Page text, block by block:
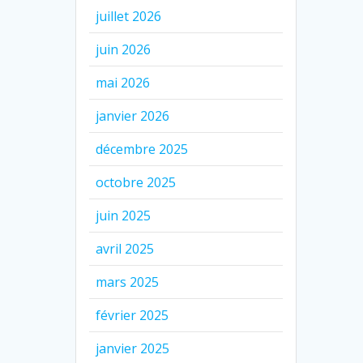
juillet 2026
juin 2026
mai 2026
janvier 2026
décembre 2025
octobre 2025
juin 2025
avril 2025
mars 2025
février 2025
janvier 2025